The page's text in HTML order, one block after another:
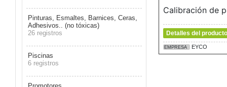
Pinturas, Esmaltes, Barnices, Ceras,
Adhesivos.. (no tóxicas)
26 registros
Piscinas
6 registros
Calibración de
Detalles del producto
EMPRESA EYCO